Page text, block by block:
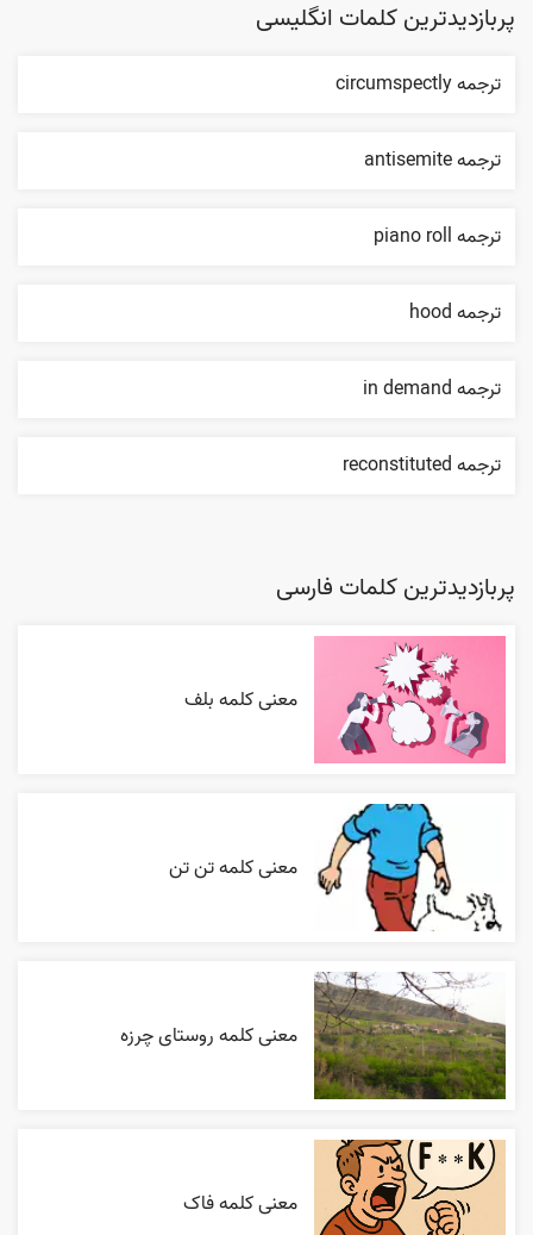
پربازدیدترین کلمات انگلیسی
ترجمه circumspectly
ترجمه antisemite
ترجمه piano roll
ترجمه hood
ترجمه in demand
ترجمه reconstituted
پربازدیدترین کلمات فارسی
معنی کلمه بلف
معنی کلمه تن تن
معنی کلمه روستای چرزه
معنی کلمه فاک